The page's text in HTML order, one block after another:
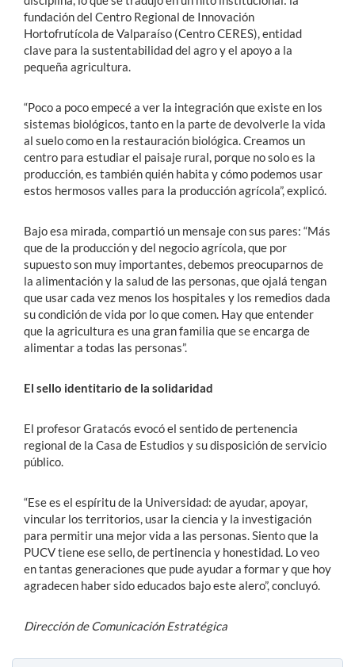
fundación del Centro Regional de Innovación
Hortofrutícola de Valparaíso (Centro CERES), entidad
clave para la sustentabilidad del agro y el apoyo a la
pequeña agricultura.
“Poco a poco empecé a ver la integración que existe en los
sistemas biológicos, tanto en la parte de devolverle la vida
al suelo como en la restauración biológica. Creamos un
centro para estudiar el paisaje rural, porque no solo es la
producción, es también quién habita y cómo podemos usar
estos hermosos valles para la producción agrícola”, explicó.
Bajo esa mirada, compartió un mensaje con sus pares: “Más
que de la producción y del negocio agrícola, que por
supuesto son muy importantes, debemos preocuparnos de
la alimentación y la salud de las personas, que ojalá tengan
que usar cada vez menos los hospitales y los remedios dada
su condición de vida por lo que comen. Hay que entender
que la agricultura es una gran familia que se encarga de
alimentar a todas las personas”.
El sello identitario de la solidaridad
El profesor Gratacós evocó el sentido de pertenencia
regional de la Casa de Estudios y su disposición de servicio
público.
“Ese es el espíritu de la Universidad: de ayudar, apoyar,
vincular los territorios, usar la ciencia y la investigación
para permitir una mejor vida a las personas. Siento que la
PUCV tiene ese sello, de pertinencia y honestidad. Lo veo
en tantas generaciones que pude ayudar a formar y que hoy
agradecen haber sido educados bajo este alero”, concluyó.
Dirección de Comunicación Estratégica